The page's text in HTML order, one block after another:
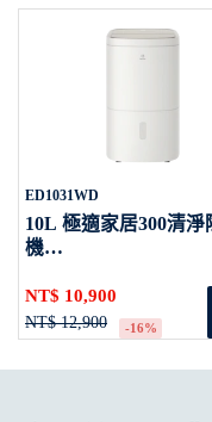
ED1031WD
10L 極適家居300清淨
機
NT$ 10,900
NT$ 12,900 -16%